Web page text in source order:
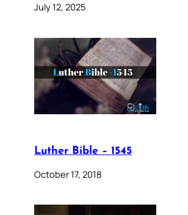
July 12, 2025
Luther Bible – 1545
October 17, 2018